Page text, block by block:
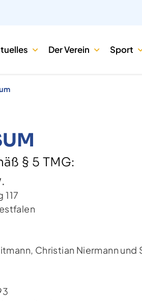
Der Verein Sport
§ 5 TMG:
Christian Niermann und